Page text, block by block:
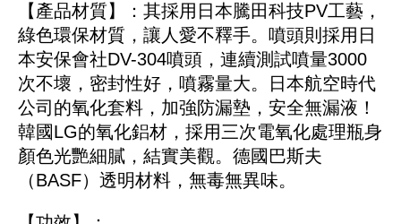
【產品材質】：其採用日本騰田科技PV工藝，
綠色環保材質，讓人愛不釋手。噴頭則採用日
本安保會社DV-304噴頭，連續測試噴量3000
次不壞，密封性好，噴霧量大。日本航空時代
公司的氧化套料，加強防漏墊，安全無漏液！
韓國LG的氧化鋁材，採用三次電氧化處理瓶身
顏色光艷細膩，結實美觀。德國巴斯夫
（BASF）透明材料，無毒無異味。